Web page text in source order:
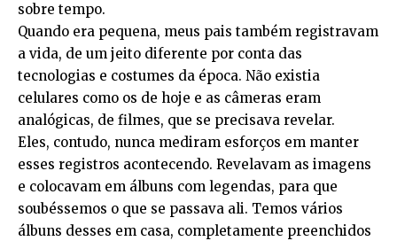
sobre tempo.
Quando era pequena, meus pais também registravam
a vida, de um jeito diferente por conta das
tecnologias e costumes da época. Não existia
celulares como os de hoje e as câmeras eram
analógicas, de filmes, que se precisava revelar.
Eles, contudo, nunca mediram esforços em manter
esses registros acontecendo. Revelavam as imagens
e colocavam em álbuns com legendas, para que
soubéssemos o que se passava ali. Temos vários
álbuns desses em casa, completamente preenchidos